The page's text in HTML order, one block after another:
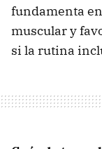
fundamenta
muscular y
si la rutina